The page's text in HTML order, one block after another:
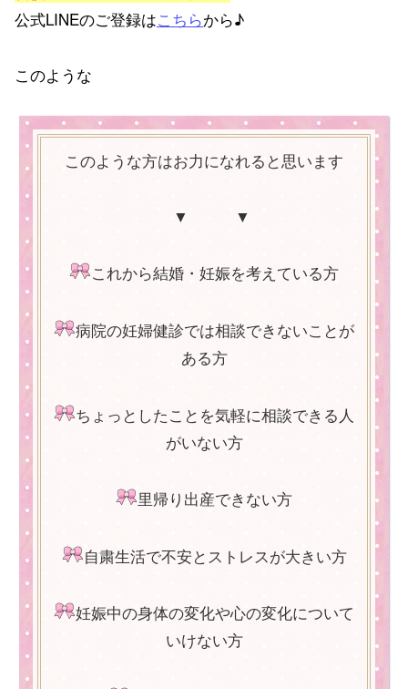
公式LINEのご登録はこちらから♪
このような
このような方はお力になれると思います
▼ ▼
これから結婚・妊娠を考えている方
病院の妊婦健診では相談できないことが
ある方
ちょっとしたことを気軽に相談できる人
がいない方
里帰り出産できない方
自粛生活で不安とストレスが大きい方
妊娠中の身体の変化や心の変化について
いけない方